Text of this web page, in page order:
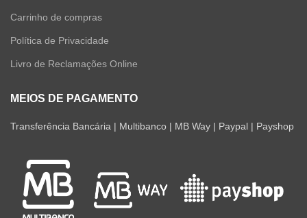
Carrinho de compras
Política de Privacidade
Livro de Reclamações Online
MEIOS DE PAGAMENTO
Transferência Bancária | Multibanco | MB Way | Paypal | Payshop